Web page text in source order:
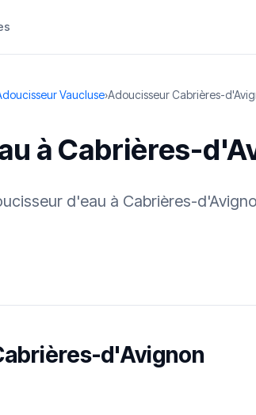
Vaucluse›Adoucisseur Cabrières-
à Cabrières-
d'eau à Cabrières-
d'Avignon